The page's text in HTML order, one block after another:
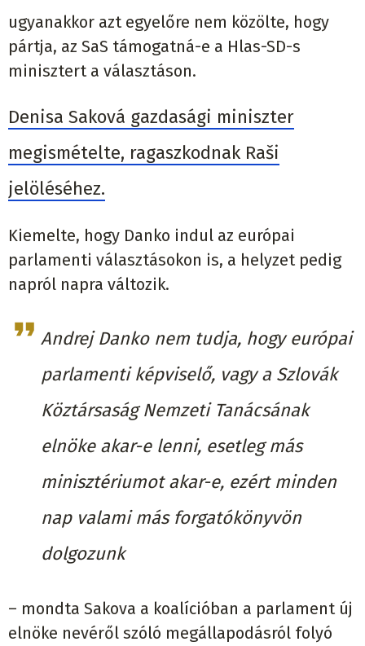
ugyanakkor azt egyelőre nem közölte, hogy
pártja, az SaS támogatná-e a Hlas-SD-s
minisztert a választáson.
Denisa Saková gazdasági miniszter
megismételte, ragaszkodnak Raši
jelöléséhez.
Kiemelte, hogy Danko indul az európai
parlamenti választásokon is, a helyzet pedig
napról napra változik.
Andrej Danko nem tudja, hogy európai
parlamenti képviselő, vagy a Szlovák
Köztársaság Nemzeti Tanácsának
elnöke akar-e lenni, esetleg más
minisztériumot akar-e, ezért minden
nap valami más forgatókönyvön
dolgozunk
– mondta Sakova a koalícióban a parlament új
elnöke nevéről szóló megállapodásról folyó